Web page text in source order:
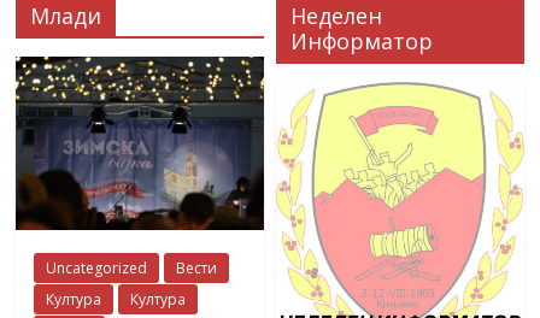
Млади
Uncategorized
Вести
Култура
Култура
Неделен
Информатор